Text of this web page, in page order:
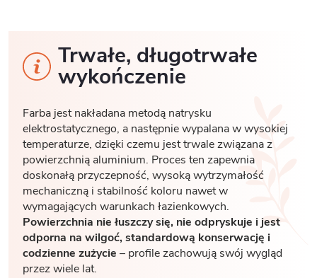
Trwałe, długotrwałe
wykończenie
Farba jest nakładana metodą natrysku
elektrostatycznego, a następnie wypalana w wysokiej
temperaturze, dzięki czemu jest trwale związana z
powierzchnią aluminium. Proces ten zapewnia
doskonałą przyczepność, wysoką wytrzymałość
mechaniczną i stabilność koloru nawet w
wymagających warunkach łazienkowych.
Powierzchnia nie łuszczy się, nie odpryskuje i jest
odporna na wilgoć, standardową konserwację i
codzienne zużycie – profile zachowują swój wygląd
przez wiele lat.